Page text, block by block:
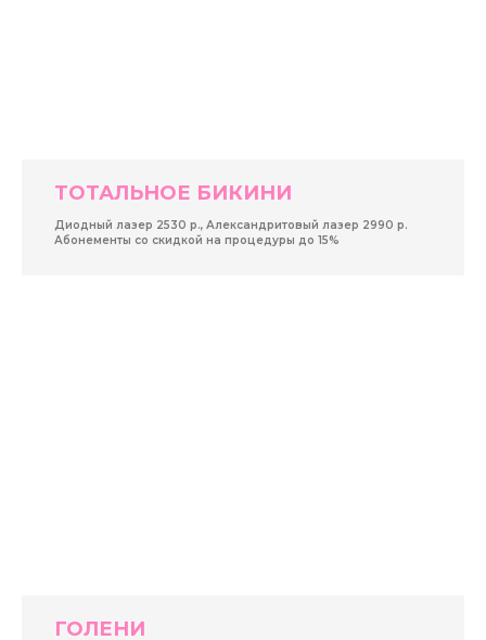
ТОТАЛЬНОЕ БИКИНИ
Диодный лазер 2530 р., Александритовый лазер 2990 р.
Абонементы со скидкой на процедуры до 15%
ГОЛЕНИ